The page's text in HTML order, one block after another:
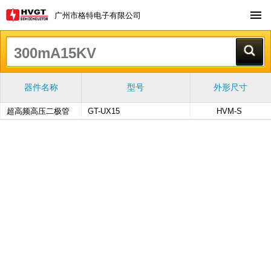
广州市格特电子有限公司
器件名称 型号 外形尺寸
超高频高压二极管 GT-UX15 HVM-S